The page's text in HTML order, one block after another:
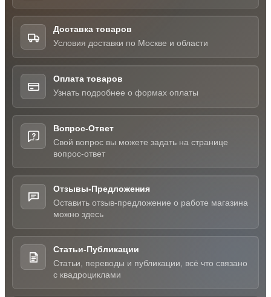
Доставка товаров
Условия доставки по Москве и области
Оплата товаров
Узнать подробнее о формах оплаты
Вопрос-Ответ
Свой вопрос вы можете задать на странице
вопрос-ответ
Отзывы-Предложения
Оставить отзыв-предложение о работе магазина
можно здесь
Статьи-Публикации
Статьи, переводы и публикации, всё что связано
с квадроциклами